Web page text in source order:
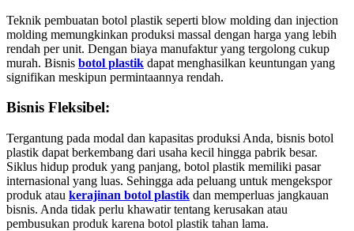
Teknik pembuatan botol plastik seperti blow molding dan injection
molding memungkinkan produksi massal dengan harga yang lebih
rendah per unit. Dengan biaya manufaktur yang tergolong cukup
murah. Bisnis botol plastik dapat menghasilkan keuntungan yang
signifikan meskipun permintaannya rendah.
Bisnis Fleksibel:
Tergantung pada modal dan kapasitas produksi Anda, bisnis botol
plastik dapat berkembang dari usaha kecil hingga pabrik besar.
Siklus hidup produk yang panjang, botol plastik memiliki pasar
internasional yang luas. Sehingga ada peluang untuk mengekspor
produk atau kerajinan botol plastik dan memperluas jangkauan
bisnis. Anda tidak perlu khawatir tentang kerusakan atau
pembusukan produk karena botol plastik tahan lama.